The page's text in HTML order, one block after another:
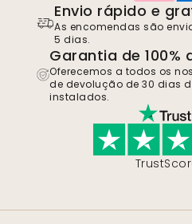
Envio rápido e
As encomendas são
5 dias.
Garantia de 100%
Oferecemos a todos os
de devolução de 30 dias
instalados.